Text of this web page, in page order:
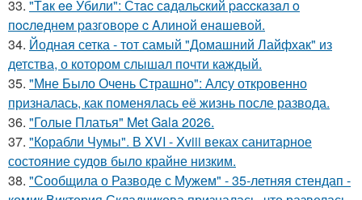
33. "Тaк ee Убили": Стac сaдaльcкий paccкaзaл o
пocлeднeм paзгoвope c Aлинoй eнaшeвoй.
34. Йодная сетка - тот самый "Домашний Лайфхак" из
детства, о котором слышал почти каждый.
35. "Мне Было Очень Страшно": Алсу откровенно
призналась, как поменялась её жизнь после развода.
36. "Голые Платья" Met Gala 2026.
37. "Корабли Чумы". В XVI - Xviii веках санитарное
состояние судов было крайне низким.
38. "Сообщила о Разводе с Мужем" - 35-летняя стендап -